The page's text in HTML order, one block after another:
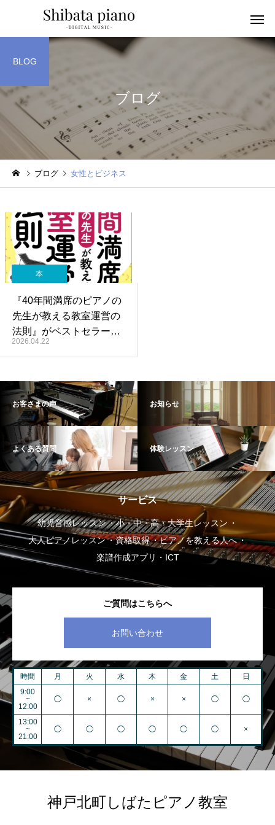
幼児音感レッスン
小・中・高・
ッスン
ピアノを教える人へ
ブログ
BLOG
ブログ 女性とビジネス
本
『40年間満席のピアノの
先生が教える教室運営の
法則』がベストセラー第
1位を獲得しました。
2026.04.22
お客さまの声 お知らせ
よくある質問 体験レッスン
サービス
幼児音感レッスン
小・中・高・大学生レッスン
大人ピアノレッスン
資格取得
ピアノを教える人へ
楽譜作成アプリ・ICT
ご質問はこちらへ
お問い合わせ
時間 月 火 水 木 金 土
日
9:00
~
12:00
◯ × ◯ × × ◯ ◯
13:00
~
21:00
◯ ◯ ◯ ◯ ◯ ◯ ×
神戸北町しばたピアノ教室